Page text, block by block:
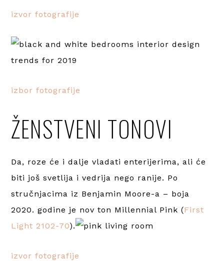
izvor fotografije
izbor fotografije
ŽENSTVENI TONOVI
Da, roze će i dalje vladati enterijerima, ali će
biti još svetlija i vedrija nego ranije. Po
stručnjacima iz Benjamin Moore-a – boja
2020. godine je nov ton Millennial Pink (First
Light 2102-70).
izvor fotografije